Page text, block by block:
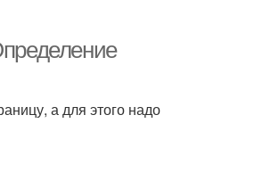
а для этого надо